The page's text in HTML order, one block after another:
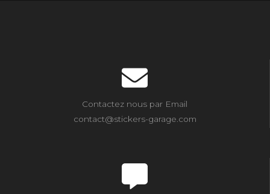
Contactez nous par Email
contact@stickers-garage.com